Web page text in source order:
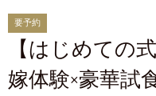
要予約
【はじめての
嫁体験×豪華試